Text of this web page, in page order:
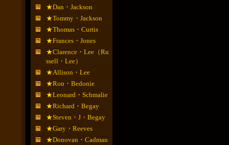
★Dan・Jackson
★Tommy・Jackson
★Thomas・Curtis
★Frances・Jones
★Clarence・Lee（Ru
ssell・Lee）
★Allison・Lee
★Ron・Bedonie
★Leonard・Schmalie
★Richard・Begay
★Steven・J・Begay
★Gary・Reeves
★Donovan・Cadman